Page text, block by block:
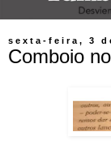
sexta-feira, 3
Comboio